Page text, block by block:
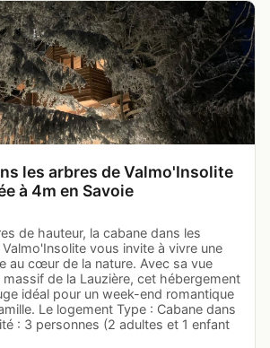
les arbres de Valmo'Insolite
à 4m en Savoie
de hauteur, la cabane dans les
vous invite à vivre une
au cœur de la nature. Avec sa vue
massif de la Lauzière, cet hébergement
idéal pour un week-end romantique
Le logement Type : Cabane dans
: 3 personnes (2 adultes et 1 enfant